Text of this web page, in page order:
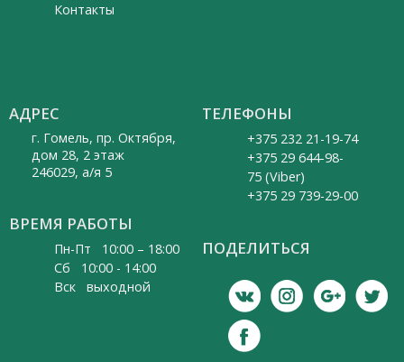
Контакты
АДРЕС
г. Гомель, пр. Октября,
дом 28, 2 этаж
246029, а/я 5
ВРЕМЯ РАБОТЫ
Пн-Пт 10:00 – 18:00
Cб 10:00 - 14:00
Вск выходной
ТЕЛЕФОНЫ
+375 232 21-19-74
+375 29 644-98-
75 (Viber)
+375 29 739-29-00
ПОДЕЛИТЬСЯ